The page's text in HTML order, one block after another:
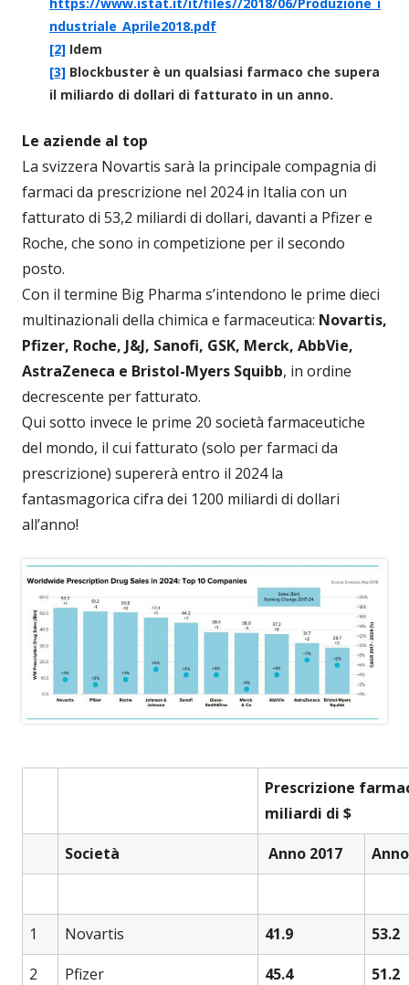
ndustriale_Aprile2018.pdf
[2] Idem
[3] Blockbuster è un qualsiasi farmaco che supera
il miliardo di dollari di fatturato in un anno.
Le aziende al top
La svizzera Novartis sarà la principale compagnia di
farmaci da prescrizione nel 2024 in Italia con un
fatturato di 53,2 miliardi di dollari, davanti a Pfizer e
Roche, che sono in competizione per il secondo
posto.
Con il termine Big Pharma s’intendono le prime dieci
multinazionali della chimica e farmaceutica: Novartis,
Pfizer, Roche, J&J, Sanofi, GSK, Merck, AbbVie,
AstraZeneca e Bristol-Myers Squibb, in ordine
decrescente per fatturato.
Qui sotto invece le prime 20 società farmaceutiche
del mondo, il cui fatturato (solo per farmaci da
prescrizione) supererà entro il 2024 la
fantasmagorica cifra dei 1200 miliardi di dollari
all’anno!
Prescrizione
miliardi di $
Società
Anno 2017
1 Novartis 41.9
53.2
2
Pfizer 45.4
51.2